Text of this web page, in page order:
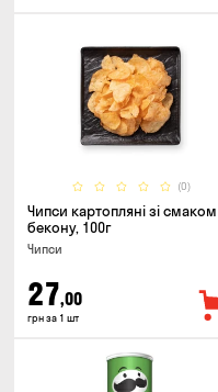
(0)
Чипси картопляні зі смаком
бекону, 100г
Чипси
27,00
грн за 1 шт